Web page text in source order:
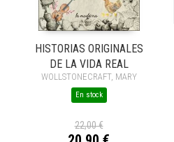
HISTORIAS ORIGINALES
DE LA VIDA REAL
WOLLSTONECRAFT, MARY
En stock
22,00 €